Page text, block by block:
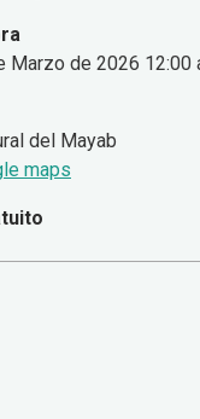
Marzo de 2026 12:00
del Mayab
maps